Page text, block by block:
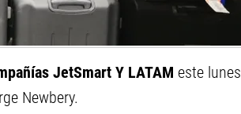
JetSmart Y LATAM este lunes
Newbery.